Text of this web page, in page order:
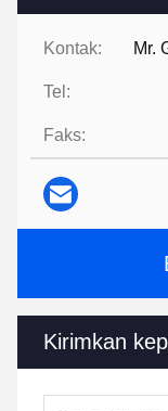
Kontak: Mr.
Tel:
Faks:
Kirimkan